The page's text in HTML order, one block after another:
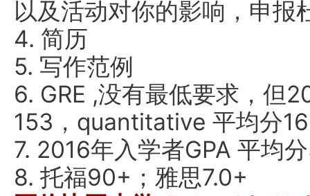
以及活动对你的影响，申报
4. 简历
5. 写作范例
6. GRE ,没有最低要求，但
153，quantitative 平均分
7. 2016年入学者GPA 平均
8. 托福90+；雅思7.0+